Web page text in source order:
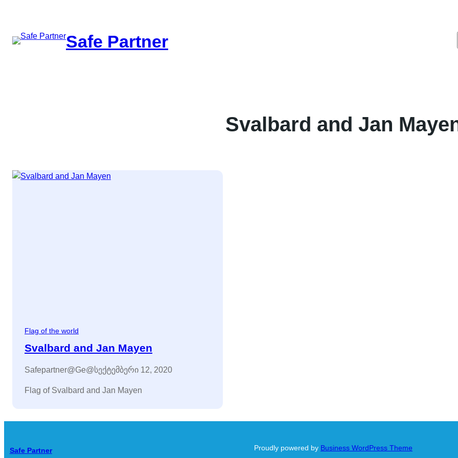
Safe Partner
Svalbard and Jan
Flag of the world
Svalbard and Jan Mayen
Safepartner@ge@სექტემბერი 12, 2020
Flag of Svalbard and Jan Mayen
Safe Partner Proudly powered by Business WordPress Theme